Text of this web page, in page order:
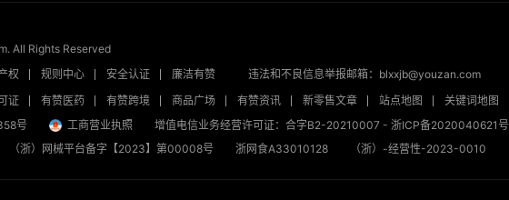
All Rights Reserved
权 规则中心 安全认证 廉洁有赞
违法和不良信息举报邮箱：blxxjb@youzan.com
证 有赞医药 有赞跨境 商品广场 有赞资讯 新零售文章 站点地图
关键词地图
号
工商营业执照 增值电信业务经营许可证：合字B2-20210007 - 浙ICP备2020040621号
（浙）网械平台备字【2023】第00008号 浙网食A33010128 （浙）-经营性-2023-0010